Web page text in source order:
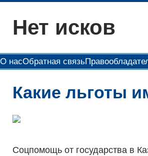
содержимому
Нет исков
О насОбратная связь
Какие льготы
Соцпомощь от государства в